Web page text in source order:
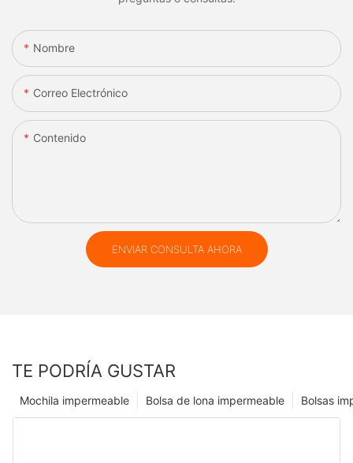
Nombre
Correo Electrónico
Contenido
ENVIAR CONSULTA AHORA
TE PODRÍA GUSTAR
Bolsas
Bolsa de lona impermeable
Mochila impermeable